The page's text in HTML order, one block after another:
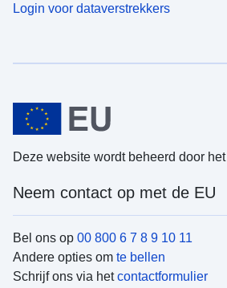
Login voor dataverstrekkers
Deze website wordt beheerd door het
Neem contact op met de EU
Bel ons op 00 800 6 7 8 9 10 11
Andere opties om te bellen
Schrijf ons via hetcontactformulier